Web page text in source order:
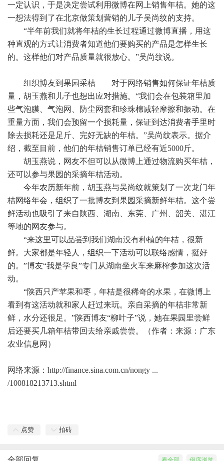
一定认识，于是决定尝试利用微博在网上销售年桔。她的这
一想法得到了在北京做策划营销的儿子吴尚纹的支持。
“半年前我们就将年桔的生长过程通过微博直播，用这
种直观的方式让消费者知道他们要购买的产品是怎样生长
的。这样他们对产品质量就很放心。”吴尚纹说。
组织博友到果园采桔 对于网络销售如何保证年桔质
量，胡玉燕和儿子也想出应对措施。“我们会在包装箱里加
些气泡膜、气泡网、防尘网套和珍珠棉减轻摩擦和振动。在
重量方面，我们会预留一个损耗量，保证到达消费者手里时
除去损耗还是足斤、完好无缺的年桔。”吴尚纹表示。据介
绍，截至目前，他们的年桔销售订单已经有近5000斤。
胡玉燕说，网友不但可以从微博上通过物流购买年桔，
还可以参与果园的采摘年桔活动。
今年农历新年前，胡玉燕与吴尚纹就策划了一次龙门年
桔网络年会，组织了一批博友到果园采摘新鲜年桔。这个尝
鲜活动也吸引了来自陕西、湖南、东莞、广州、韶关、湛江
等地的网友参与。
“来这里可以品尝到我们湖南没有种植的年桔，很新
鲜。大家都是年轻人，组织一下活动可以联络感情，挺好
的。”博友“我是学良”专门从湖南坐火车来麻榨参加这次活
动。
“陕西只产苹果和枣，年桔是很稀奇的水果，在微博上
看到有这活动就和家人赶过来玩。亲自采摘的年桔非常新
鲜，水分还很足。”陕西博友“柳叶子”说，她在果园里尝鲜
后还要买几箱年桔带回去给亲戚尝尝。（作者：来源：广东
农业信息网）
网络来源： http://finance.sina.com.cn/nongy ...
/100818213713.shtml
点赞 拍砖